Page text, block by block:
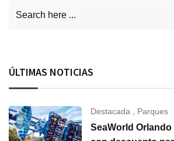
ÚLTIMAS NOTICIAS
Destacada Parques
SeaWorld